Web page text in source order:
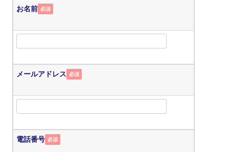
お名前 必須
メールアドレス 必須
電話番号 必須